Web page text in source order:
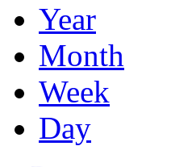
Year
Month
Week
Day